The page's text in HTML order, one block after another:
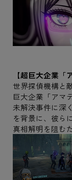
【超巨大企業「
世界探偵機構と
巨大企業「アマ
未解決事件に深
を背景に、彼ら
真相解明を阻む